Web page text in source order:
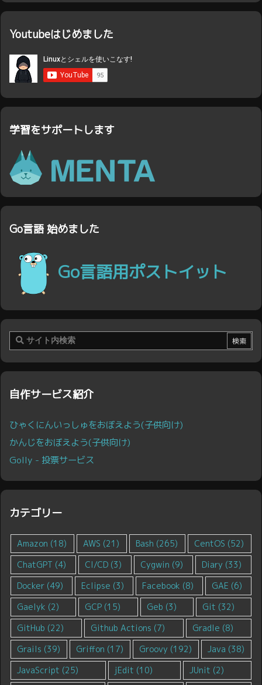
Youtubeはじめました
学習をサポートします
Go言語 始めました
Go言語用ポストイット
自作サービス紹介
ひゃくにんいっしゅをおぼえよう(子供向け)
かんじをおぼえよう(子供向け)
Golly - 投票サービス
カテゴリー
Amazon (18) AWS (21) Bash (265) CentOS (52)
ChatGPT (4) CI/CD (3) Cygwin (9) Diary (33)
Docker (49) Eclipse (3) Facebook (8) GAE (6)
Gaelyk (2) GCP (15) Geb (3) Git (32)
GitHub (22) Github Actions (7) Gradle (8)
Grails (39) Griffon (17) Groovy (192) Java (38)
JavaScript (25) jEdit (10) JUnit (2)